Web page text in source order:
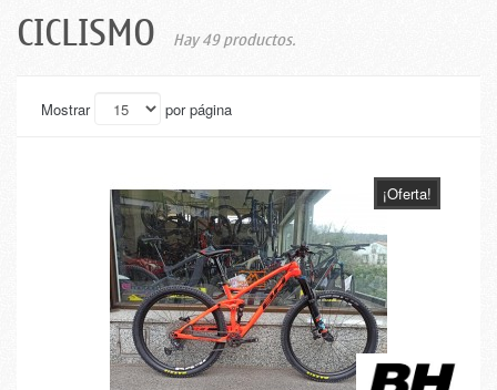
CICLISMO Hay 49 productos.
Mostrar por página
¡Oferta!